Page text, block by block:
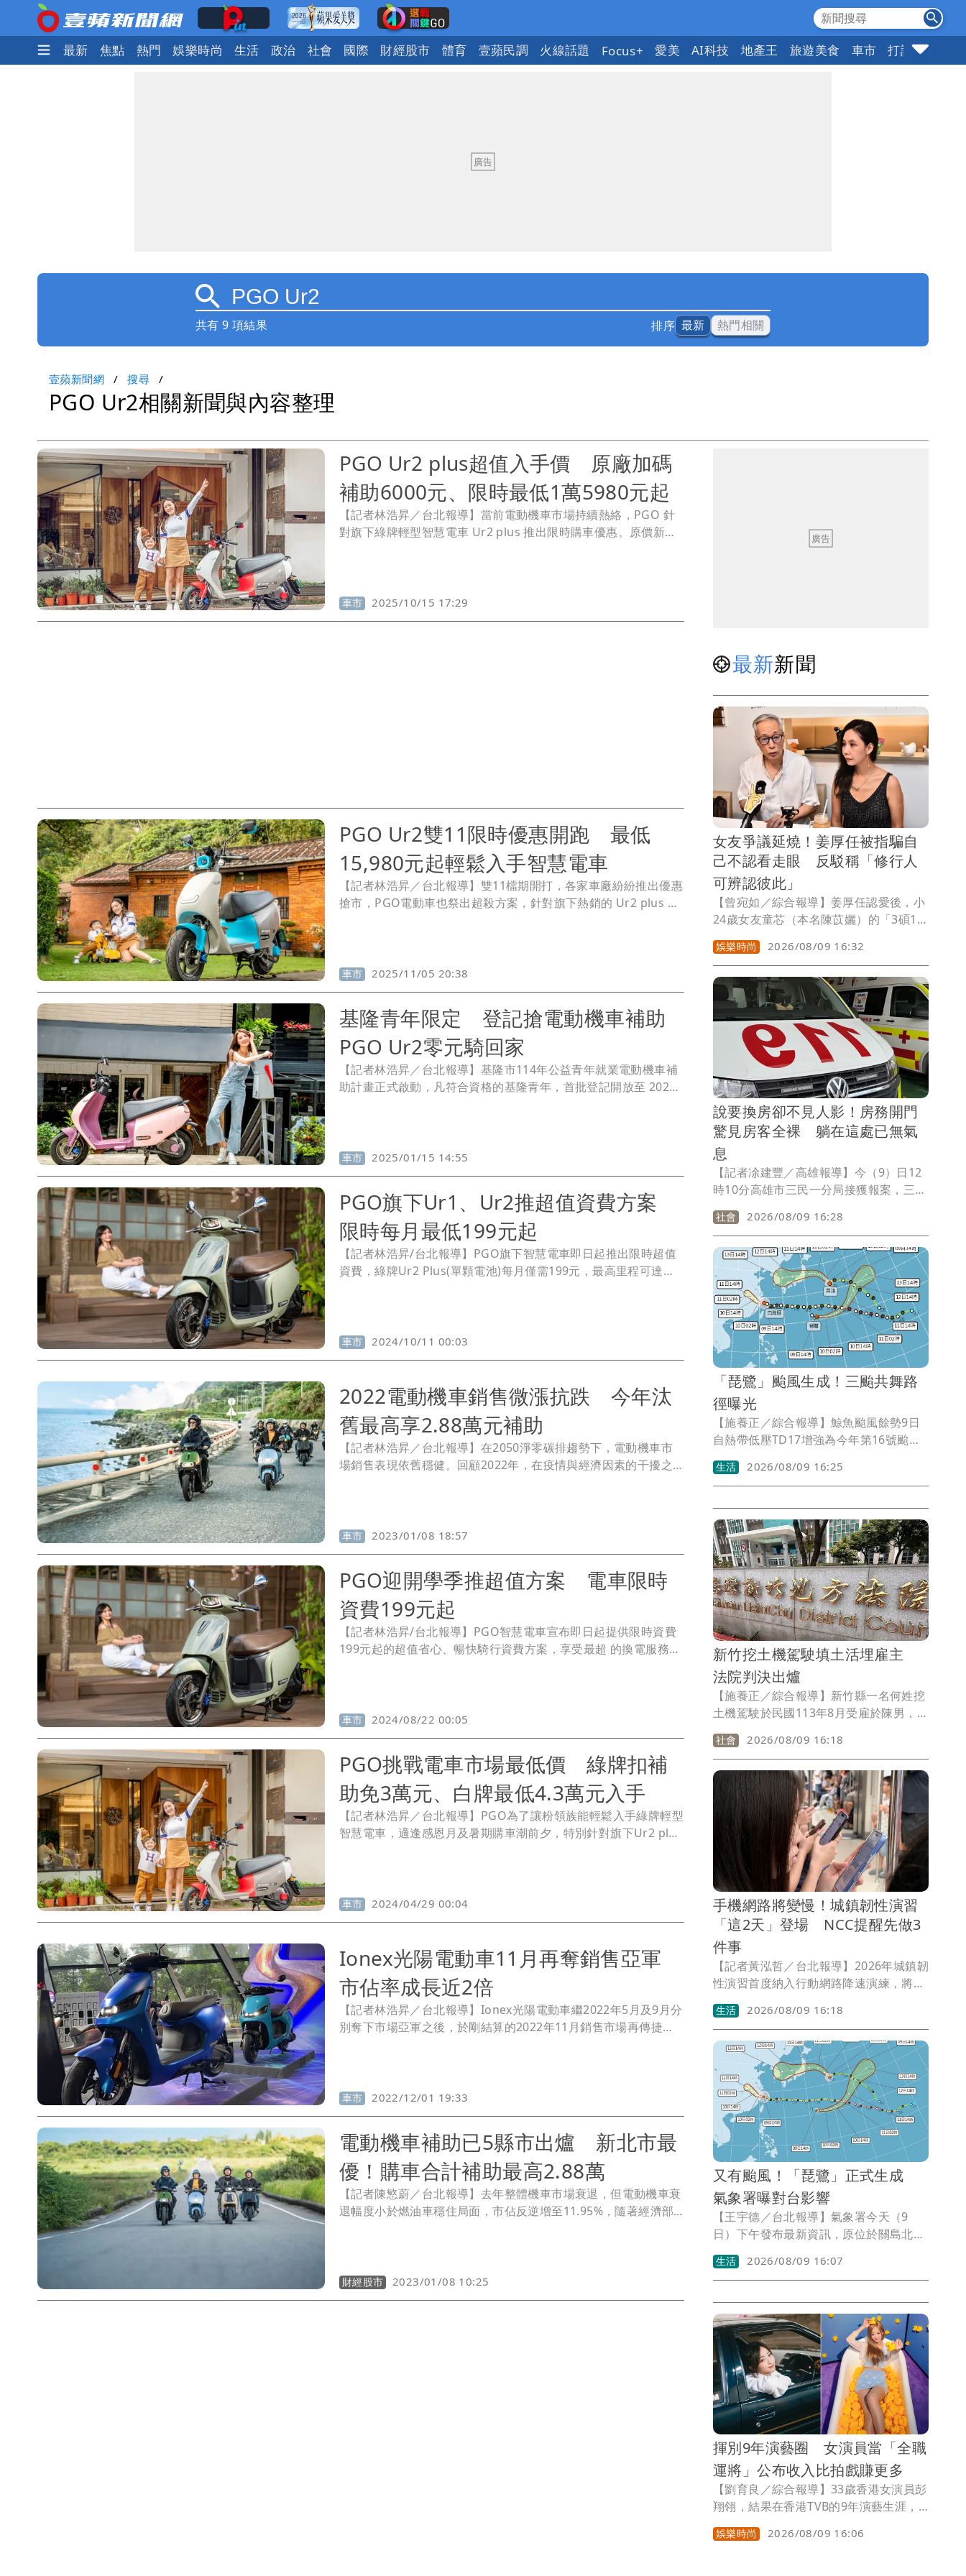
最新 焦點 熱門 娛樂時尚 生活 政治 社會 國際 財經股市 體育 壹蘋民調 火線話題 Focus+ 愛美 AI科技 地產王 旅遊美食 車市 打詐 指標企
共有 9 項結果 排序 最新 熱門相關
壹蘋新聞網 搜尋
PGO Ur2相關新聞與內容整理
PGO Ur2 plus超值入手價 原廠加碼
補助6000元、限時最低1萬5980元起
【記者林浩昇／台北報導】當前電動機車市場持續熱絡，PGO 針
對旗下綠牌輕型智慧電車 Ur2 plus 推出限時購車優惠。原價新台
車市 2025/10/15 17:29
PGO Ur2雙11限時優惠開跑 最低
15,980元起輕鬆入手智慧電車
【記者林浩昇／台北報導】雙11檔期開打，各家車廠紛紛推出優惠
搶市，PGO電動車也祭出超殺方案，針對旗下熱銷的 Ur2 plus 綠
車市 2025/11/05 20:38
基隆青年限定 登記搶電動機車補助
PGO Ur2零元騎回家
【記者林浩昇／台北報導】基隆市114年公益青年就業電動機車補
助計畫正式啟動，凡符合資格的基隆青年，首批登記開放至 2025
車市 2025/01/15 14:55
PGO旗下Ur1、Ur2推超值資費方案
限時每月最低199元起
【記者林浩昇/台北報導】PGO旗下智慧電車即日起推出限時超值
資費，綠牌Ur2 Plus(單顆電池)每月僅需199元，最高里程可達
車市 2024/10/11 00:03
2022電動機車銷售微漲抗跌 今年汰
舊最高享2.88萬元補助
【記者林浩昇／台北報導】在2050淨零碳排趨勢下，電動機車市
場銷售表現依舊穩健。回顧2022年，在疫情與經濟因素的干擾之
車市 2023/01/08 18:57
PGO迎開學季推超值方案 電車限時
資費199元起
【記者林浩昇/台北報導】PGO智慧電車宣布即日起提供限時資費
199元起的超值省心、暢快騎行資費方案，享受最超 的換電服務，
車市 2024/08/22 00:05
PGO挑戰電車市場最低價 綠牌扣補
助免3萬元、白牌最低4.3萬元入手
【記者林浩昇／台北報導】PGO為了讓粉領族能輕鬆入手綠牌輕型
智慧電車，適逢感恩月及暑期購車潮前夕，特別針對旗下Ur2 plus
車市 2024/04/29 00:04
Ionex光陽電動車11月再奪銷售亞軍
市佔率成長近2倍
【記者林浩昇／台北報導】Ionex光陽電動車繼2022年5月及9月分
別奪下市場亞軍之後，於剛結算的2022年11月銷售市場再傳捷
長最高的品牌。
車市 2022/12/01 19:33
電動機車補助已5縣市出爐 新北市最
優！購車合計補助最高2.88萬
【記者陳慜蔚／台北報導】去年整體機車市場衰退，但電動機車衰
退幅度小於燃油車穩住局面，市佔反逆增至11.95%，隨著經濟部
申請2萬8800元補助，可說是最優補助，業者看好今年電動機車市
場仍可續持穩。
財經股市 2023/01/08 10:25
最新新聞
女友爭議延燒！姜厚任被指騙自
己不認看走眼 反駁稱「修行人
可辨認彼此」
【曾宛如／綜合報導】姜厚任認愛後，小
24歲女友童芯（本名陳苡孋）的「3碩1
博」學歷以及與姜厚任的七世情緣，成最
熱話題，姜厚任對各種對女友的質疑，展
現男友力挺她到底。粉專「拾味人生」提
出個人看法，直指她說法漏洞明顯，「他
（姜厚任）不是沒看見，他是選擇性地看
不見。因為拆穿了，故事就散了，他這一
年多在裡面投入的相信、投入的感情、投
入的『我終於等到那個懂我的人』，也會
跟著散」，釣出姜厚任本人留言以5個
「你們不懂」一一反駁，並表示「修行人
可以辨認彼此」。
娛樂時尚 2026/08/09 16:32
說要換房卻不見人影！房務開門
驚見房客全裸 躺在這處已無氣
息
【記者凃建豐／高雄報導】今（9）日12
時10分高雄市三民一分局接獲報案，三民
區建國三路某旅館有人死亡，轄區長明所
警網趕往查處。消防人員到場後，房客林
男已明顯無呼吸心跳等生命跡象。現場沒
有明顯打鬥痕跡，死者身體無外傷，初步
排除人為因素介入，已報請檢察官相驗確
認。
社會 2026/08/09 16:28
「琵鷺」颱風生成！三颱共舞路
徑曝光
【施養正／綜合報導】鯨魚颱風餘勢9日
自熱帶低壓TD17增強為今年第16號颱風
「琵鷺」。中央氣象署表示，琵鷺颱風預
估未來朝東轉東北方向前進，對台灣天氣
無影響。
生活 2026/08/09 16:25
新竹挖土機駕駛填土活埋雇主
法院判決出爐
【施養正／綜合報導】新竹縣一名何姓挖
土機駕駛於民國113年8月受雇於陳男，負
責土石回填及整平作業。然而，陳男於作
業期間因故倒臥坑內，何男未注意現場狀
況，仍持續傾倒土石，導致陳男遭大量土
石掩埋身亡。新竹地方法院近日依過失致
死罪，判處何男8月徒刑，並須賠償247萬
餘元，緩刑4年，全案可上訴。
社會 2026/08/09 16:18
手機網路將變慢！城鎮韌性演習
「這2天」登場 NCC提醒先做3
件事
【記者黃泓哲／台北報導】2026年城鎮韌
性演習首度納入行動網路降速演練，將分
別於8月10日及8月13日在中部與北部地
區實施。國家通訊傳播委員會（NCC）提
醒，演練期間手機上網速度將明顯降低，
民眾如果有重要網路需求，建議提前或延
後處理，以免影響工作或生活安排。
生活 2026/08/09 16:18
又有颱風！「琵鷺」正式生成
氣象署曝對台影響
【王宇德／台北報導】氣象署今天（9
日）下午發布最新資訊，原位於關島北方
海面的熱帶性低氣壓，於下午2時發展為
輕度颱風，編號第16號，國際命名
「PEILOU」，中文譯名「琵鷺」，也讓
西北太平洋再度出現3個颱風共存的情
況。
生活 2026/08/09 16:07
揮別9年演藝圈 女演員當「全職
運將」公布收入比拍戲賺更多
【劉育良／綜合報導】33歲香港女演員彭
翔翎，結果在香港TVB的9年演藝生涯，
如今當起全職計程車運將，她表示每天扣
除成本後淨賺2000多元港幣（約8223元
娛樂時尚 2026/08/09 16:06